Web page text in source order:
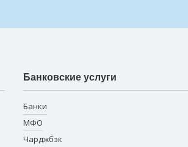
Банковские услуги
Банки
МФО
Чарджбэк